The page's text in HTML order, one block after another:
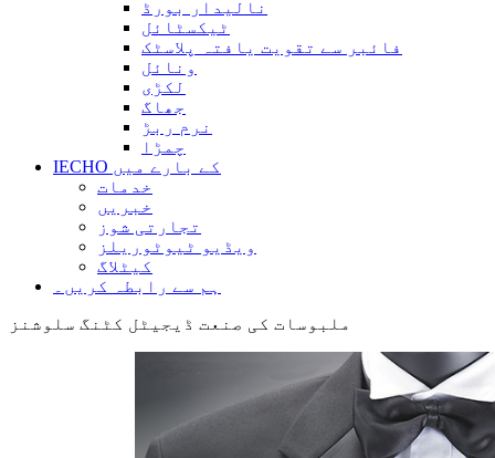
نالیدار بورڈ
ٹیکسٹائل
فائبر سے تقویت یافتہ پلاسٹک
ونائل
لکڑی
جھاگ
نرم ربڑ
چمڑا
IECHO کے بارے میں
خدمات
خبریں
تجارتی شوز
ویڈیو ٹیوٹوریلز
کیٹلاگ
ہم سے رابطہ کریں۔
ملبوسات کی صنعت ڈیجیٹل کٹنگ سلوشنز